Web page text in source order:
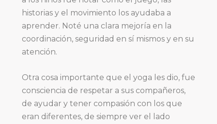
historias y el movimiento los ayudaba a
aprender. Noté una clara mejoría en la
coordinación, seguridad en sí mismos y en su
atención.
Otra cosa importante que el yoga les dio, fue
consciencia de respetar a sus compañeros,
de ayudar y tener compasión con los que
eran diferentes, de siempre ver el lado